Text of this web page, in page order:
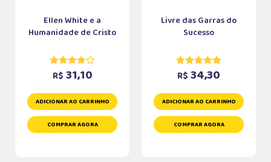
Ellen White e a
Humanidade de Cristo
R$ 31,10
ADICIONAR AO CARRINHO
COMPRAR AGORA
Livre das Garras do
Sucesso
R$ 34,30
ADICIONAR AO CARRINHO
COMPRAR AGORA